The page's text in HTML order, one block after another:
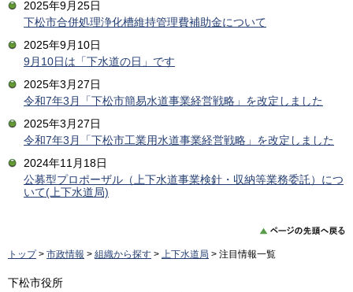
2025年9月25日
下松市合併処理浄化槽維持管理費補助金について
2025年9月10日
9月10日は「下水道の日」です
2025年3月27日
令和7年3月「下松市簡易水道事業経営戦略」を改定しました
2025年3月27日
令和7年3月「下松市工業用水道事業経営戦略」を改定しました
2024年11月18日
公募型プロポーザル（上下水道事業検針・収納等業務委託）につ
いて(上下水道局)
トップ> 市政情報 > 組織から探す > 上下水道局 > 注目情報一覧
下松市役所